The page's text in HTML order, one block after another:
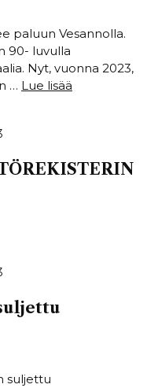
paluun Vesannolla.
90- luvulla
Nyt, vuonna 2023,
… Lue lisää
suljettu